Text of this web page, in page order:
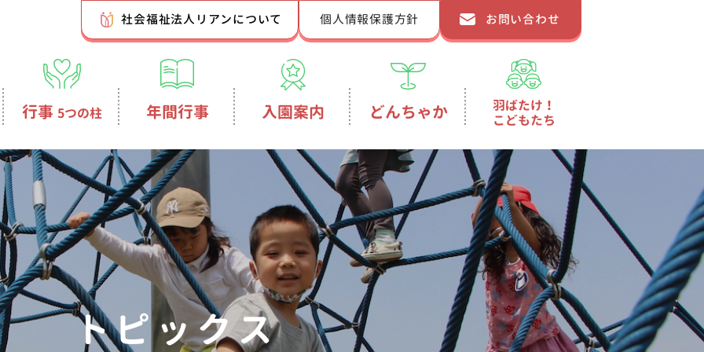
社会福祉法人リアンについて 個人情報保護方針 お問い合わせ
行事 5つの柱 年間行事 入園案内 どんちゃか
羽ばたけ！
こどもたち
トピックス